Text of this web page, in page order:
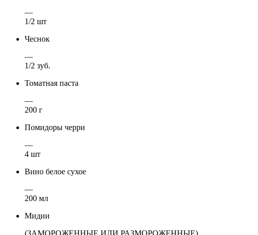
—
1/2 шт
Чеснок
—
1/2 зуб.
Томатная паста
—
200 г
Помидоры черри
—
4 шт
Вино белое сухое
—
200 мл
Мидии
(ЗАМОРОЖЕННЫЕ ИЛИ РАЗМОРОЖЕННЫЕ)